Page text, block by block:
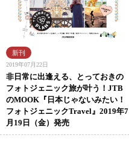
2019年07月22日
非日常に出逢える、とっておきの
フォトジェニック旅が叶う！JTB
のMOOK『日本じゃないみたい！
フォトジェニックTravel』2019年7
月19日（金）発売